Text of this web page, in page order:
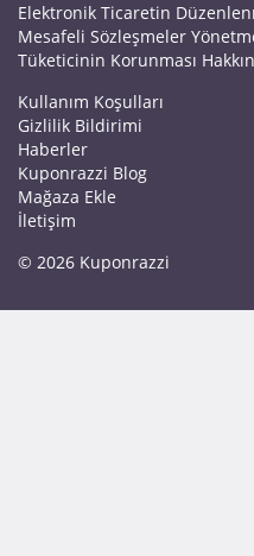
Elektronik Ticaretin
Mesafeli Sözleşmeler
Tüketicinin Korunması
Kullanım Koşulları
Gizlilik Bildirimi
Haberler
Kuponrazzi Blog
Mağaza Ekle
İletişim
© 2026 Kuponrazzi